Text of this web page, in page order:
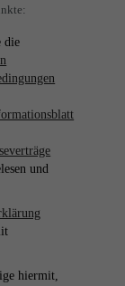
die
und
hiermit,